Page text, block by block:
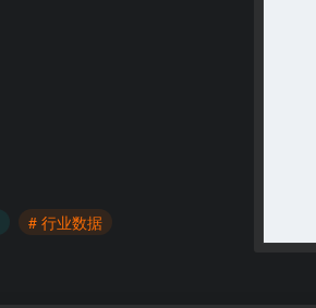
# 行业数据